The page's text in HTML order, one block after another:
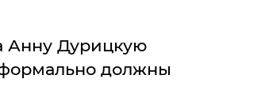
Анну Дурицкую
должны